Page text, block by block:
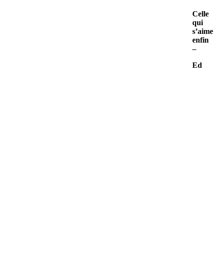
Celle
qui
s’aime
enfin
–
Ed